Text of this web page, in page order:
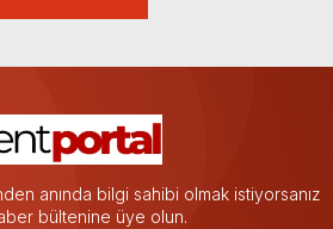
anında bilgi sahibi olmak istiyorsanız
bültenine üye olun.